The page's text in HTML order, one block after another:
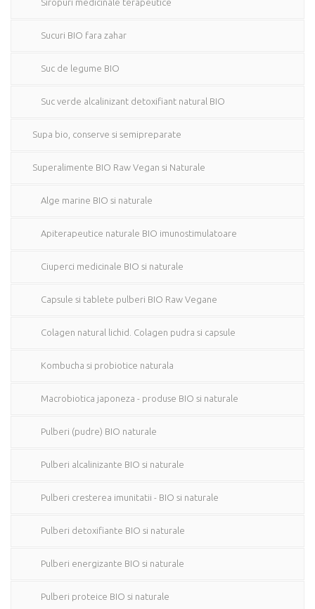
Siropuri medicinale terapeutice
Sucuri BIO fara zahar
Suc de legume BIO
Suc verde alcalinizant detoxifiant natural BIO
Supa bio, conserve si semipreparate
Superalimente BIO Raw Vegan si Naturale
Alge marine BIO si naturale
Apiterapeutice naturale BIO imunostimulatoare
Ciuperci medicinale BIO si naturale
Capsule si tablete pulberi BIO Raw Vegane
Colagen natural lichid. Colagen pudra si capsule
Kombucha si probiotice naturala
Macrobiotica japoneza - produse BIO si naturale
Pulberi (pudre) BIO naturale
Pulberi alcalinizante BIO si naturale
Pulberi cresterea imunitatii - BIO si naturale
Pulberi detoxifiante BIO si naturale
Pulberi energizante BIO si naturale
Pulberi proteice BIO si naturale